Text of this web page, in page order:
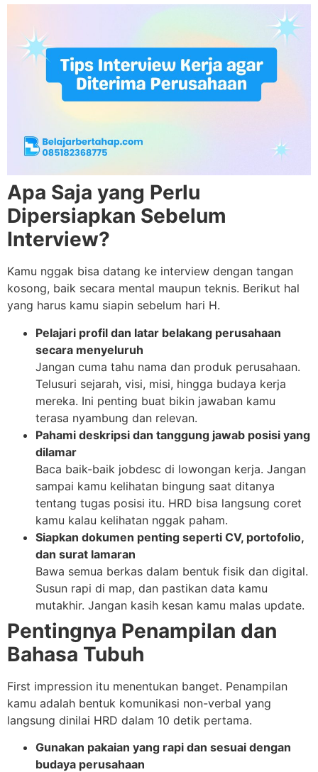
Apa Saja yang Perlu
Dipersiapkan Sebelum
Interview?
Kamu nggak bisa datang ke interview dengan tangan
kosong, baik secara mental maupun teknis. Berikut hal
yang harus kamu siapin sebelum hari H.
Pelajari profil dan latar belakang perusahaan
secara menyeluruh
Jangan cuma tahu nama dan produk perusahaan.
Telusuri sejarah, visi, misi, hingga budaya kerja
mereka. Ini penting buat bikin jawaban kamu
terasa nyambung dan relevan.
Pahami deskripsi dan tanggung jawab posisi yang
dilamar
Baca baik-baik jobdesc di lowongan kerja. Jangan
sampai kamu kelihatan bingung saat ditanya
tentang tugas posisi itu. HRD bisa langsung coret
kamu kalau kelihatan nggak paham.
Siapkan dokumen penting seperti CV, portofolio,
dan surat lamaran
Bawa semua berkas dalam bentuk fisik dan digital.
Susun rapi di map, dan pastikan data kamu
mutakhir. Jangan kasih kesan kamu malas update.
Pentingnya Penampilan dan
Bahasa Tubuh
First impression itu menentukan banget. Penampilan
kamu adalah bentuk komunikasi non-verbal yang
langsung dinilai HRD dalam 10 detik pertama.
Gunakan pakaian yang rapi dan sesuai dengan
budaya perusahaan